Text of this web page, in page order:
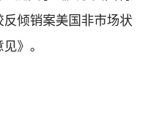
倾销案美国非市场状
》。